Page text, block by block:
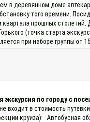
в деревянном доме
того времени.
прошлых столетий.
(точка старта
при наборе группы от
экскурсия по городу с
входит в стоимость
круиза): Автобусная